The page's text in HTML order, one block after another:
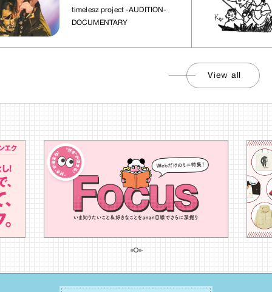
れた場所」
timelesz project -AUDITION-
DOCUMENTARY
View all